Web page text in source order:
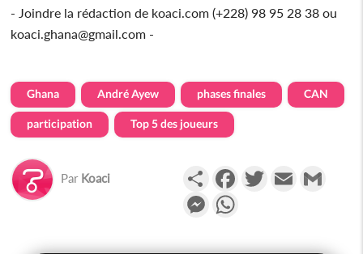
- Joindre la rédaction de koaci.com (+228) 98 95 28 38 ou
koaci.ghana@gmail.com -
Ghana André Ayew phases finales CAN
participation Top 5 des joueurs
Par Koaci PartagerFacebookTwitterEmail
Messenger